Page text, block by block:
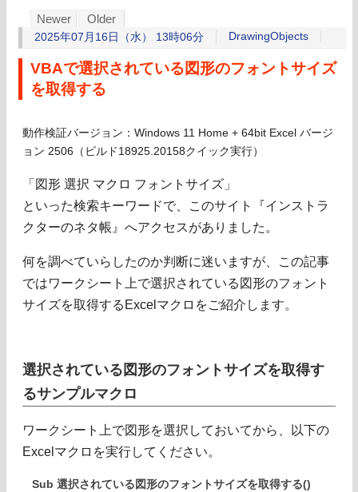
Newer Older
2025年07月16日（水） 13時06分 DrawingObjects
VBAで選択されている図形のフォントサイズ
を取得する
動作検証バージョン：Windows 11 Home + 64bit Excel バージ
ョン 2506（ビルド18925.20158クイック実行）
「図形 選択 マクロ フォントサイズ」
といった検索キーワードで、このサイト『インストラ
クターのネタ帳』へアクセスがありました。
何を調べていらしたのか判断に迷いますが、この記事
ではワークシート上で選択されている図形のフォント
サイズを取得するExcelマクロをご紹介します。
選択されている図形のフォントサイズを取得す
るサンプルマクロ
ワークシート上で図形を選択しておいてから、以下の
Excelマクロを実行してください。
Sub 選択されている図形のフォントサイズを取得する()